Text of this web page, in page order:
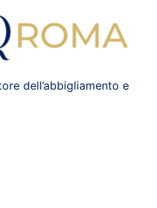
dell’abbigliamento e